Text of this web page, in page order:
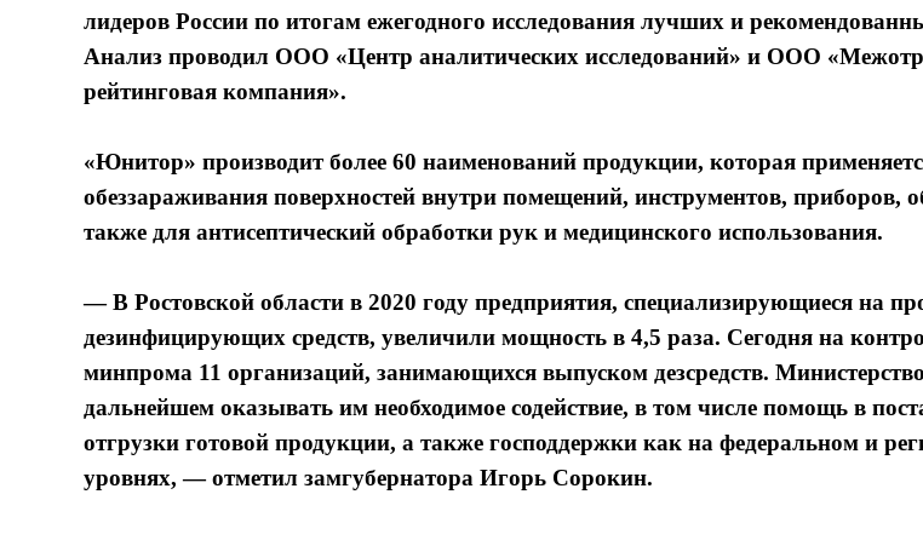
лидеров России по итогам ежегодного исследования лучших и
Анализ проводил ООО «Центр аналитических исследований» и ООО
рейтинговая компания».
«Юнитор» производит более 60 наименований продукции, которая
обеззараживания поверхностей внутри помещений, инструментов, приборов,
также для антисептический обработки рук и медицинского использования.
— В Ростовской области в 2020 году предприятия, специализирующиеся на
дезинфицирующих средств, увеличили мощность в 4,5 раза. Сегодня на
минпрома 11 организаций, занимающихся выпуском дезсредств.
дальнейшем оказывать им необходимое содействие, в том числе помощь в
отгрузки готовой продукции, а также господдержки как на федеральном и
уровнях, — отметил замгубернатора Игорь Сорокин.